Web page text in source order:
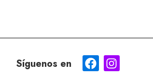
Síguenos en